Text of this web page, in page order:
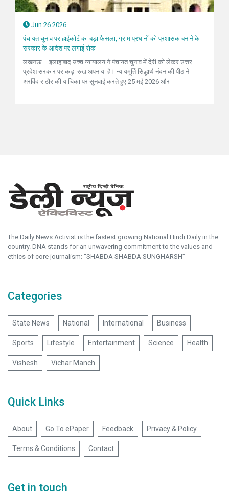
Jun 26 2026
पंचायत चुनाव पर हाईकोर्ट का बड़ा फैसला, ग्राम प्रधानों को प्रशासक बनाने के
सरकार के आदेश पर लगाई रोक
लखनऊ ... इलाहाबाद उच्च न्यायालय ने पंचायत चुनाव में देरी को लेकर उत्तर
प्रदेश सरकार पर कड़ा रुख अपनाया है। न्यायमूर्ति सिद्धार्थ नंदन की पीठ ने
अरविंद राठौर की याचिका पर सुनवाई करते हुए 25 मई 2026 और
The Daily News Activist is the fastest growing National Hindi Daily in the
country. DNA stands for an unwavering commitment to the values and
ethics of core journalism: “SHABDA SHABDA SUNGHARSH”
Categories
State News National International Business
Sports Lifestyle Entertainment Science Health
Vishesh Vichar Manch
Quick Links
About Go To ePaper Feedback Privacy & Policy
Terms & Conditions Contact
Get in touch